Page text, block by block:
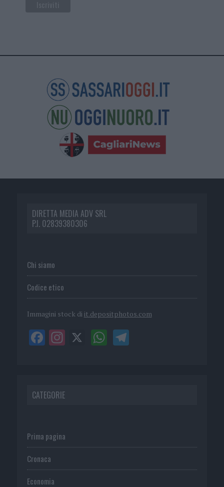
DIRETTA MEDIA ADV SRL
P.I. 02839380306
Chi siamo
Codice etico
Immagini stock di it.depositphotos.com
CATEGORIE
Prima pagina
Cronaca
Economia